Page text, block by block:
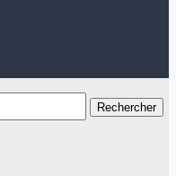
Rechercher